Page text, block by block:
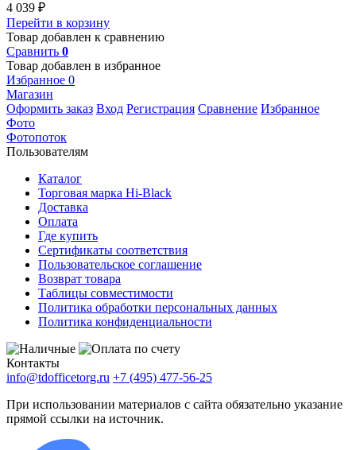
4 039 ₽
Перейти в корзину
Товар добавлен к сравнению
Сравнить 0
Товар добавлен в избранное
Избранное 0
Магазин
Оформить заказ Вход Регистрация Сравнение Избранное
Фото
Фотопоток
Пользователям
Каталог
Торговая марка Hi-Black
Доставка
Оплата
Где купить
Сертификаты соответствия
Пользовательское соглашение
Возврат товара
Таблицы совместимости
Политика обработки персональных данных
Политика конфиденциальности
Контакты
info@tdofficetorg.ru +7 (495) 477-56-25
При использовании материалов с сайта обязательно указание
прямой ссылки на источник.